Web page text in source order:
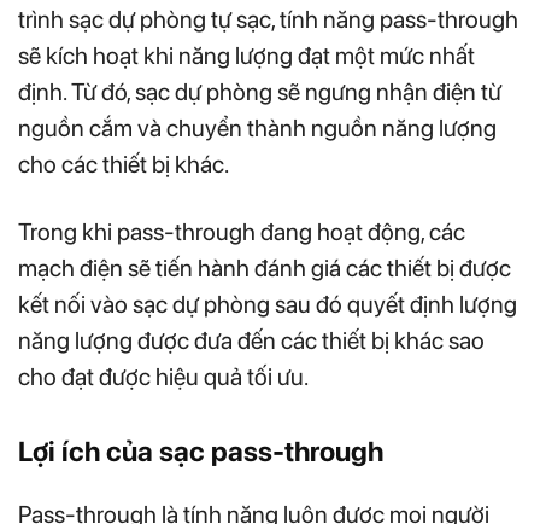
trình sạc dự phòng tự sạc, tính năng pass-through
sẽ kích hoạt khi năng lượng đạt một mức nhất
định. Từ đó, sạc dự phòng sẽ ngưng nhận điện từ
nguồn cắm và chuyển thành nguồn năng lượng
cho các thiết bị khác.
Trong khi pass-through đang hoạt động, các
mạch điện sẽ tiến hành đánh giá các thiết bị được
kết nối vào sạc dự phòng sau đó quyết định lượng
năng lượng được đưa đến các thiết bị khác sao
cho đạt được hiệu quả tối ưu.
Lợi ích của sạc pass-through
Pass-through là tính năng luôn được mọi người